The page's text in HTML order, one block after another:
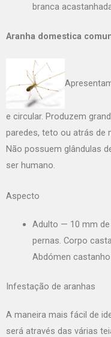
branca
Aranha domestica
e circular. Produzem
paredes, teto ou atrás de
Não possuem glândulas
ser humano.
Aspecto
Adulto — 10 mm
pernas. Corpo
Abdómen
Infestação de aranhas
A maneira mais fácil de
será através das várias